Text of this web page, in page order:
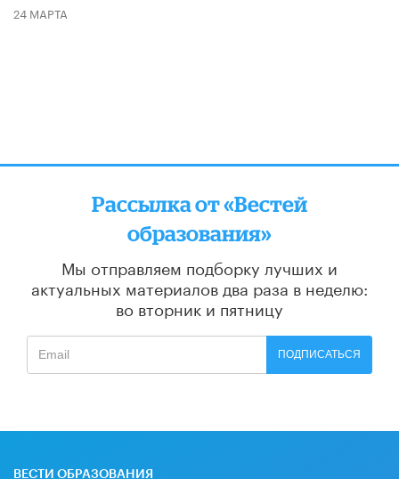
24 МАРТА
Рассылка от «Вестей
образования»
Мы отправляем подборку лучших и
актуальных материалов два раза в неделю:
во вторник и пятницу
ПОДПИСАТЬСЯ
ВЕСТИ ОБРАЗОВАНИЯ